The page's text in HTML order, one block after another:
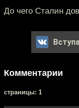
До чего Сталин
Комментарии
cтраницы: 1